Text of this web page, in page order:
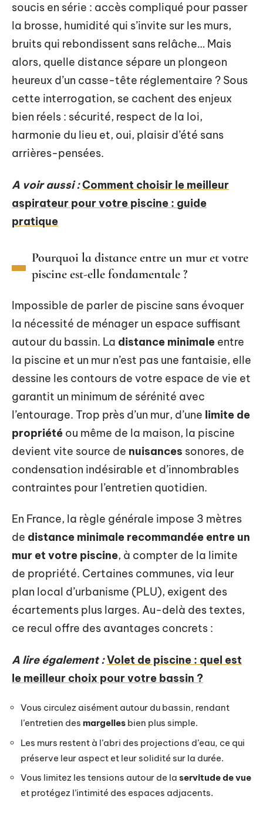
soucis en série : accès compliqué pour passer
la brosse, humidité qui s’invite sur les murs,
bruits qui rebondissent sans relâche… Mais
alors, quelle distance sépare un plongeon
heureux d’un casse-tête réglementaire ? Sous
cette interrogation, se cachent des enjeux
bien réels : sécurité, respect de la loi,
harmonie du lieu et, oui, plaisir d’été sans
arrières-pensées.
A voir aussi :Comment choisir le meilleur
aspirateur pour votre piscine : guide
pratique
Pourquoi la distance entre un mur et votre
piscine est-elle fondamentale ?
Impossible de parler de piscine sans évoquer
la nécessité de ménager un espace suffisant
autour du bassin. La distance minimale entre
la piscine et un mur n’est pas une fantaisie, elle
dessine les contours de votre espace de vie et
garantit un minimum de sérénité avec
l’entourage. Trop près d’un mur, d’une limite de
propriété ou même de la maison, la piscine
devient vite source de nuisances sonores, de
condensation indésirable et d’innombrables
contraintes pour l’entretien quotidien.
En France, la règle générale impose 3 mètres
de distance minimale recommandée entre un
mur et votre piscine, à compter de la limite
de propriété. Certaines communes, via leur
plan local d’urbanisme (PLU), exigent des
écartements plus larges. Au-delà des textes,
ce recul offre des avantages concrets :
A lire également :Volet de piscine : quel est
le meilleur choix pour votre bassin ?
Vous circulez aisément autour du bassin, rendant
l’entretien des margelles bien plus simple.
Les murs restent à l’abri des projections d’eau, ce qui
préserve leur aspect et leur solidité sur la durée.
Vous limitez les tensions autour de la servitude de vue
et protégez l’intimité des espaces adjacents.